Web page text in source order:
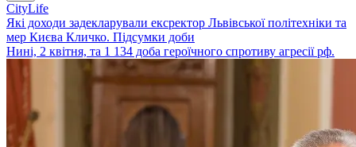
CityLife
Які доходи задекларували ексректор Львівської політехніки та
мер Києва Кличко. Підсумки доби
Нині, 2 квітня, та 1 134 доба героїчного спротиву агресії рф.